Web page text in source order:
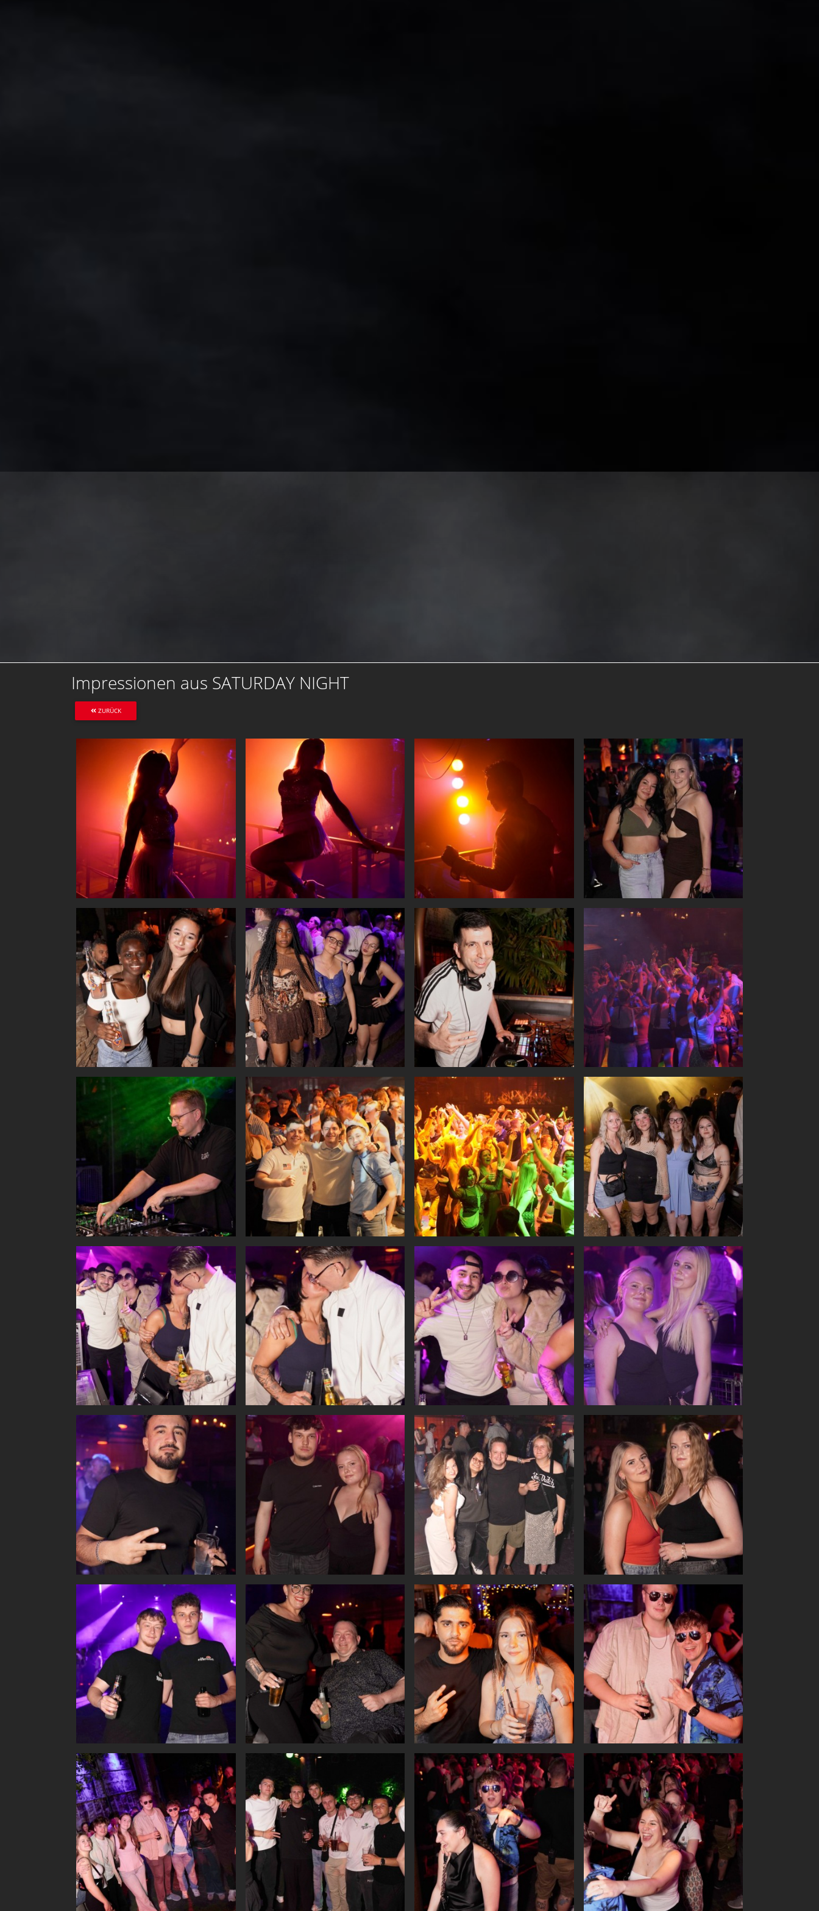
Impressionen aus SATURDAY NIGHT
ZURÜCK